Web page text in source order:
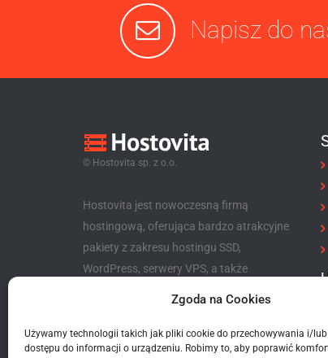
Zgoda na Cookies
Używamy technologii takich jak pliki cookie do przechowywania i/
dostępu do informacji o urządzeniu. Robimy to, aby poprawić
Napisz do
© Hostovita sp. z o.o.
Hostovita jest nowoczesną firmą
hostingową, oferująca bardzo atrakcyjne
pakiety z zakresu hostingu SSD,
WordPress, serwery VPS, a także
Hostovita sp. z o.o.